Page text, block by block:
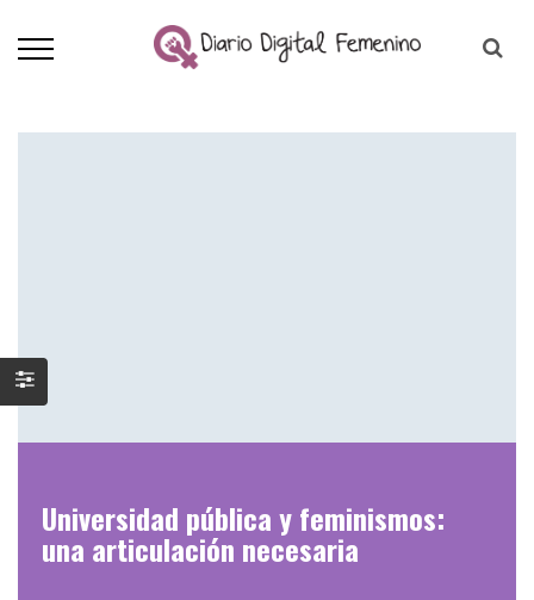
Universidad pública y feminismos:
una articulación necesaria